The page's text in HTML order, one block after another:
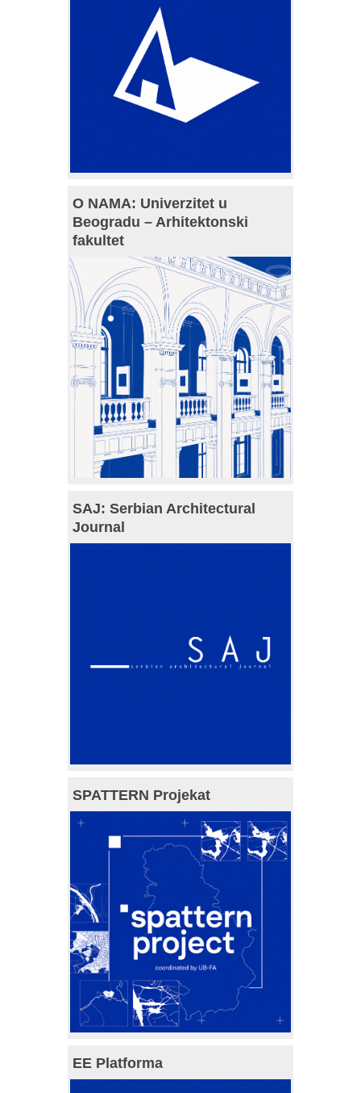
O NAMA: Univerzitet u
Beogradu – Arhitektonski
fakultet
SAJ: Serbian Architectural
Journal
SPATTERN Projekat
EE Platforma